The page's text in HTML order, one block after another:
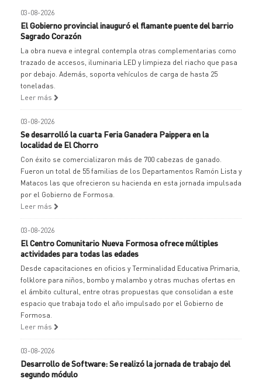
03-08-2026
El Gobierno provincial inauguró el flamante puente del barrio
Sagrado Corazón
La obra nueva e integral contempla otras complementarias como
trazado de accesos, iluminaria LED y limpieza del riacho que pasa
por debajo. Además, soporta vehículos de carga de hasta 25
toneladas.
Leer más
03-08-2026
Se desarrolló la cuarta Feria Ganadera Paippera en la
localidad de El Chorro
Con éxito se comercializaron más de 700 cabezas de ganado.
Fueron un total de 55 familias de los Departamentos Ramón Lista y
Matacos las que ofrecieron su hacienda en esta jornada impulsada
por el Gobierno de Formosa.
Leer más
03-08-2026
El Centro Comunitario Nueva Formosa ofrece múltiples
actividades para todas las edades
Desde capacitaciones en oficios y Terminalidad Educativa Primaria,
folklore para niños, bombo y malambo y otras muchas ofertas en
el ámbito cultural, entre otras propuestas que consolidan a este
espacio que trabaja todo el año impulsado por el Gobierno de
Formosa.
Leer más
03-08-2026
Desarrollo de Software: Se realizó la jornada de trabajo del
segundo módulo